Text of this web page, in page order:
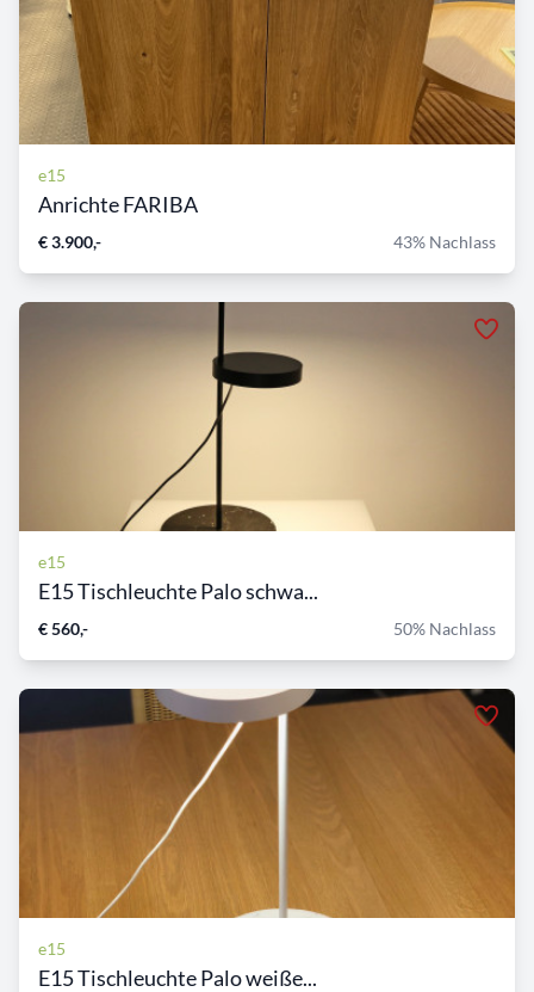
e15
Anrichte FARIBA
€ 3.900,- 43% Nachlass
e15
E15 Tischleuchte Palo schwa...
€ 560,- 50% Nachlass
e15
E15 Tischleuchte Palo weiße...